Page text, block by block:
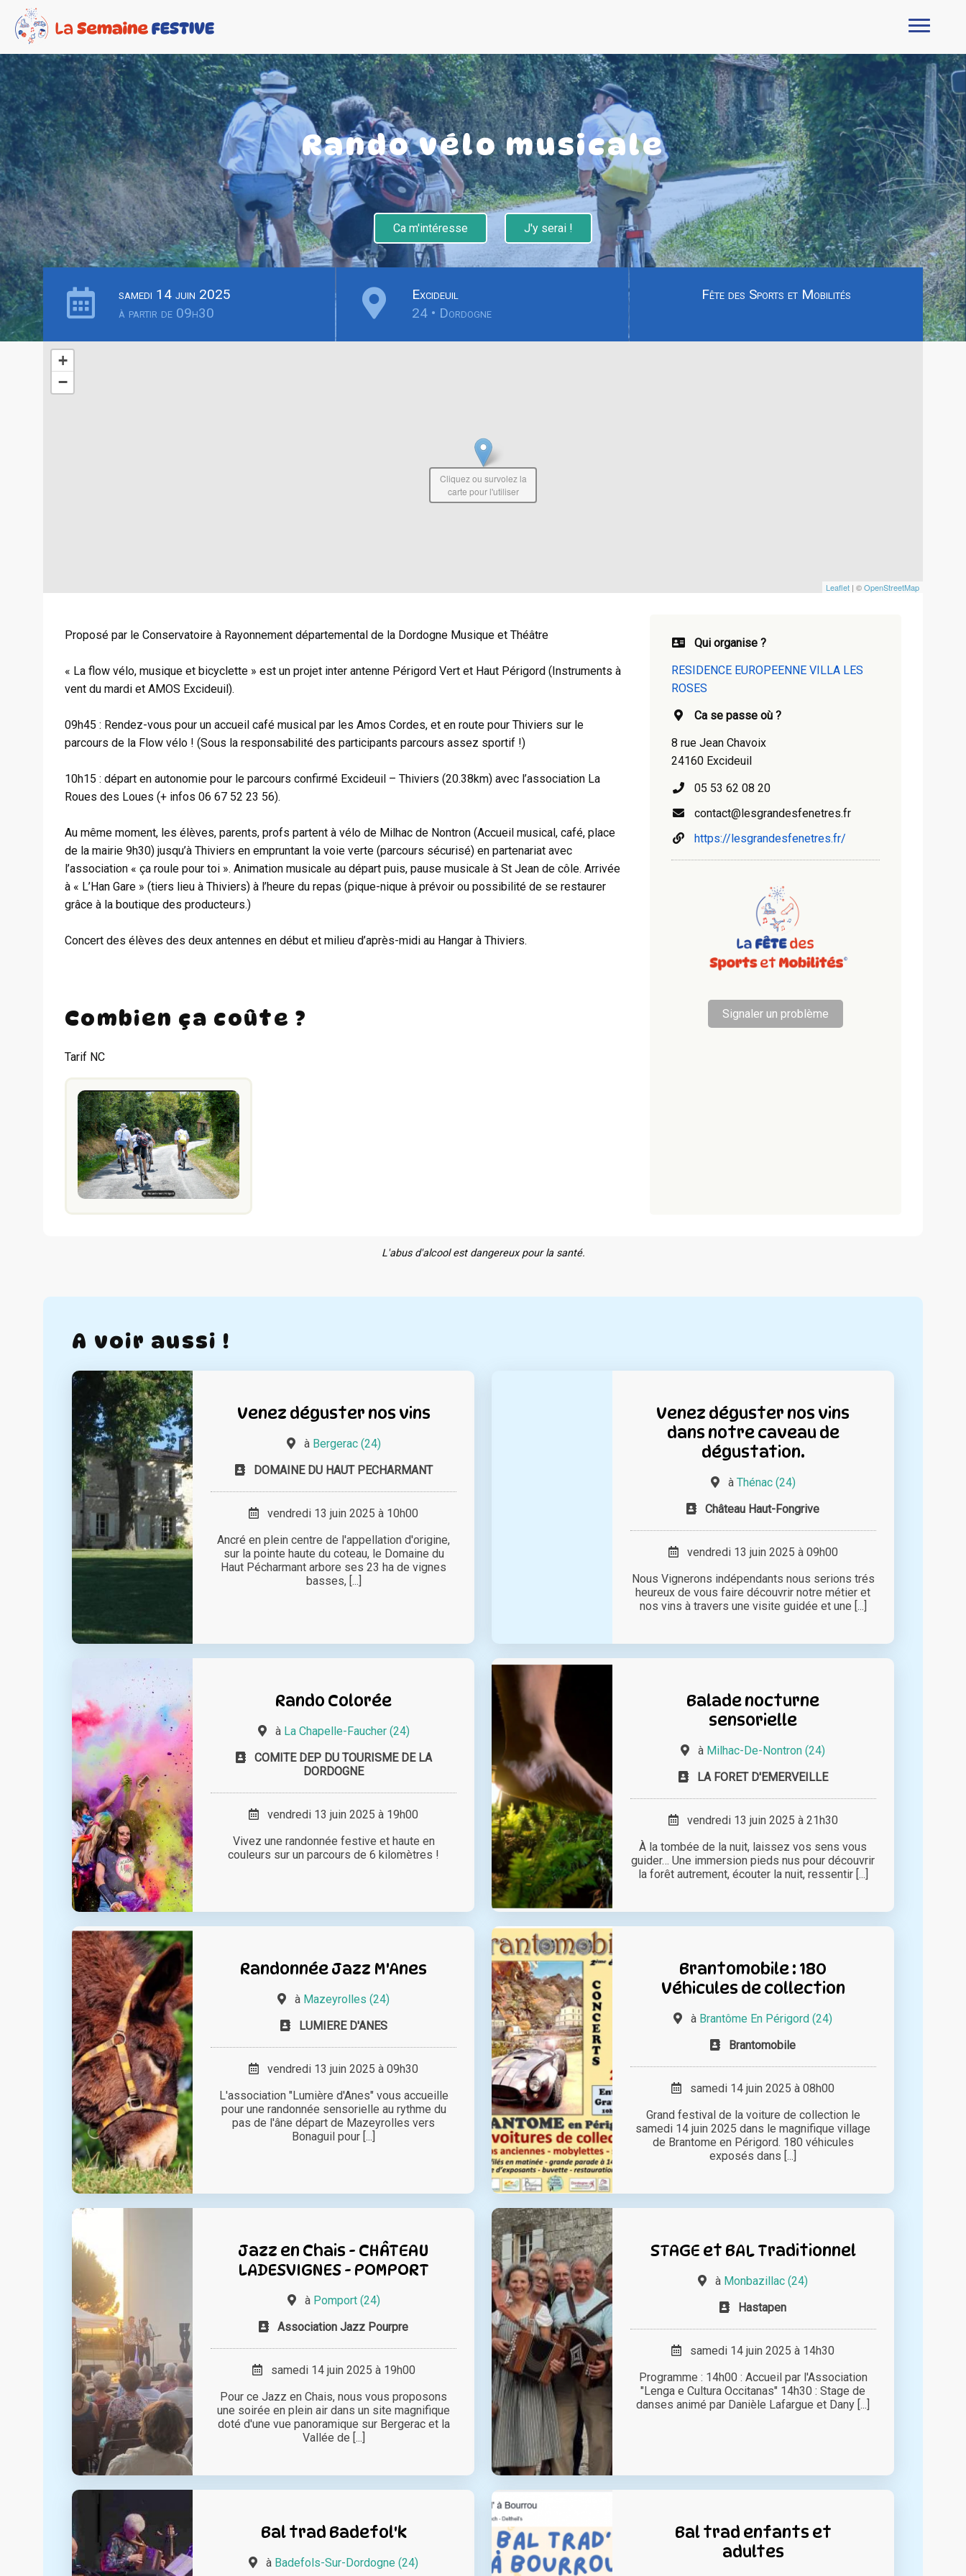
Rando vélo musicale
Ca m'intéresse J'y serai !
samedi 14 juin 2025
à partir de 09h30
Excideuil
24 • Dordogne
Fête des Sports et Mobilités
+
−
Leaflet | ©OpenStreetMap
Cliquez ou survolez la
carte pour l'utiliser
Proposé par le Conservatoire à Rayonnement départemental de la Dordogne Musique et Théâtre
« La flow vélo, musique et bicyclette » est un projet inter antenne Périgord Vert et Haut Périgord (Instruments à
vent du mardi et AMOS Excideuil).
09h45 : Rendez-vous pour un accueil café musical par les Amos Cordes, et en route pour Thiviers sur le
parcours de la Flow vélo ! (Sous la responsabilité des participants parcours assez sportif !)
10h15 : départ en autonomie pour le parcours confirmé Excideuil – Thiviers (20.38km) avec l’association La
Roues des Loues (+ infos 06 67 52 23 56).
Au même moment, les élèves, parents, profs partent à vélo de Milhac de Nontron (Accueil musical, café, place
de la mairie 9h30) jusqu’à Thiviers en empruntant la voie verte (parcours sécurisé) en partenariat avec
l’association « ça roule pour toi ». Animation musicale au départ puis, pause musicale à St Jean de côle. Arrivée
à « L’Han Gare » (tiers lieu à Thiviers) à l’heure du repas (pique-nique à prévoir ou possibilité de se restaurer
grâce à la boutique des producteurs.)
Concert des élèves des deux antennes en début et milieu d’après-midi au Hangar à Thiviers.
Combien ça coûte ?
Tarif NC
Qui organise ?
RESIDENCE EUROPEENNE VILLA LES
ROSES
Ca se passe où ?
8 rue Jean Chavoix
24160 Excideuil
05 53 62 08 20
contact@lesgrandesfenetres.fr
https://lesgrandesfenetres.fr/
Signaler un problème
L'abus d'alcool est dangereux pour la santé.
A voir aussi !
Venez déguster nos vins
à Bergerac (24)
DOMAINE DU HAUT PECHARMANT
vendredi 13 juin 2025 à 10h00
Ancré en plein centre de l'appellation d'origine,
sur la pointe haute du coteau, le Domaine du
Haut Pécharmant arbore ses 23 ha de vignes
basses, [...]
Venez déguster nos vins
dans notre caveau de
dégustation.
à Thénac (24)
Château Haut-Fongrive
vendredi 13 juin 2025 à 09h00
Nous Vignerons indépendants nous serions trés
heureux de vous faire découvrir notre métier et
nos vins à travers une visite guidée et une [...]
Rando Colorée
à La Chapelle-Faucher (24)
COMITE DEP DU TOURISME DE LA
DORDOGNE
vendredi 13 juin 2025 à 19h00
Vivez une randonnée festive et haute en
couleurs sur un parcours de 6 kilomètres !
Balade nocturne
sensorielle
à Milhac-De-Nontron (24)
LA FORET D'EMERVEILLE
vendredi 13 juin 2025 à 21h30
À la tombée de la nuit, laissez vos sens vous
guider… Une immersion pieds nus pour découvrir
la forêt autrement, écouter la nuit, ressentir [...]
Randonnée Jazz M'Anes
à Mazeyrolles (24)
LUMIERE D'ANES
vendredi 13 juin 2025 à 09h30
L'association "Lumière d'Anes" vous accueille
pour une randonnée sensorielle au rythme du
pas de l'âne départ de Mazeyrolles vers
Bonaguil pour [...]
Brantomobile : 180
Véhicules de collection
à Brantôme En Périgord (24)
Brantomobile
samedi 14 juin 2025 à 08h00
Grand festival de la voiture de collection le
samedi 14 juin 2025 dans le magnifique village
de Brantome en Périgord. 180 véhicules
exposés dans [...]
Jazz en Chais - CHÂTEAU
LADESVIGNES - POMPORT
à Pomport (24)
Association Jazz Pourpre
samedi 14 juin 2025 à 19h00
Pour ce Jazz en Chais, nous vous proposons
une soirée en plein air dans un site magnifique
doté d'une vue panoramique sur Bergerac et la
Vallée de [...]
STAGE et BAL Traditionnel
à Monbazillac (24)
Hastapen
samedi 14 juin 2025 à 14h30
Programme : 14h00 : Accueil par l'Association
"Lenga e Cultura Occitanas" 14h30 : Stage de
danses animé par Danièle Lafargue et Dany [...]
Bal trad Badefol'k
à Badefols-Sur-Dordogne (24)
Bal trad enfants et
adultes